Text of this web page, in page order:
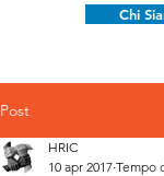
Chi
Post
HRIC
10 apr 2017 Tempo